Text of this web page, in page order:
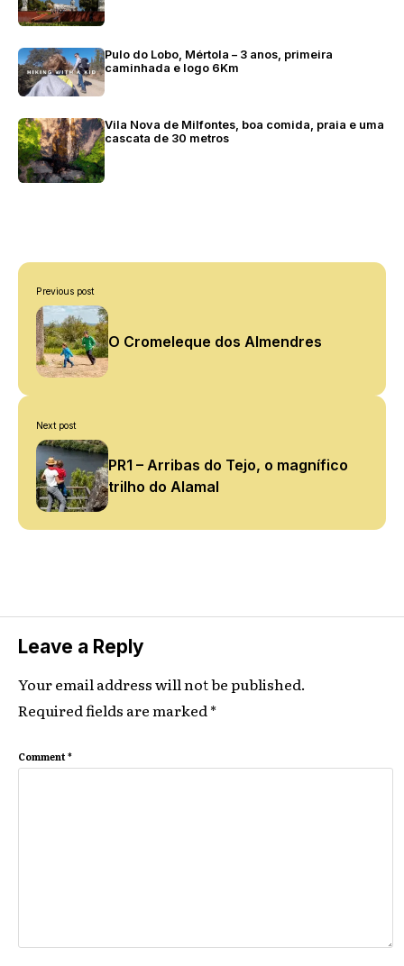
Pulo do Lobo, Mértola – 3 anos, primeira
caminhada e logo 6Km
Vila Nova de Milfontes, boa comida, praia e uma
cascata de 30 metros
Previous post
O Cromeleque dos Almendres
Next post
PR1 – Arribas do Tejo, o magnífico
trilho do Alamal
Leave a Reply
Your email address will not be published.
Required fields are marked*
Comment*